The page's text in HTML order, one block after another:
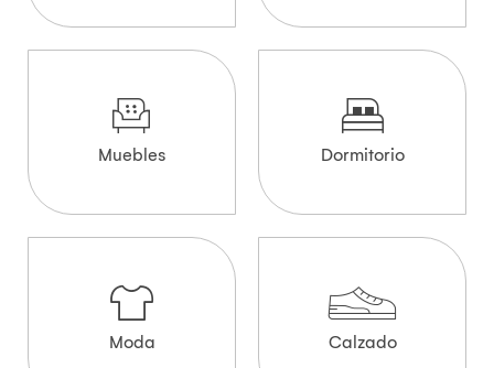
Muebles Dormitorio
Moda Calzado